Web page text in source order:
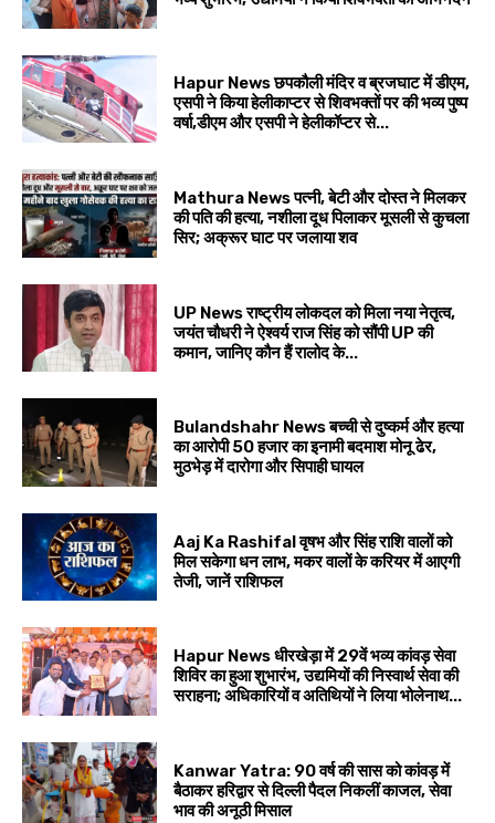
Hapur News छपकौली मंदिर व ब्रजघाट में डीएम,
एसपी ने किया हेलीकाप्टर से शिवभक्तों पर की भव्य पुष्प
वर्षा,डीएम और एसपी ने हेलीकॉप्टर से...
Mathura News पत्नी, बेटी और दोस्त ने मिलकर
की पति की हत्या, नशीला दूध पिलाकर मूसली से कुचला
सिर; अक्रूर घाट पर जलाया शव
UP News राष्ट्रीय लोकदल को मिला नया नेतृत्व,
जयंत चौधरी ने ऐश्वर्य राज सिंह को सौंपी UP की
कमान, जानिए कौन हैं रालोद के...
Bulandshahr News बच्ची से दुष्कर्म और हत्या
का आरोपी 50 हजार का इनामी बदमाश मोनू ढेर,
मुठभेड़ में दारोगा और सिपाही घायल
Aaj Ka Rashifal वृषभ और सिंह राशि वालों को
मिल सकेगा धन लाभ, मकर वालों के करियर में आएगी
तेजी, जानें राशिफल
Hapur News धीरखेड़ा में 29वें भव्य कांवड़ सेवा
शिविर का हुआ शुभारंभ, उद्यमियों की निस्वार्थ सेवा की
सराहना; अधिकारियों व अतिथियों ने लिया भोलेनाथ...
Kanwar Yatra: 90 वर्ष की सास को कांवड़ में
बैठाकर हरिद्वार से दिल्ली पैदल निकलीं काजल, सेवा
भाव की अनूठी मिसाल